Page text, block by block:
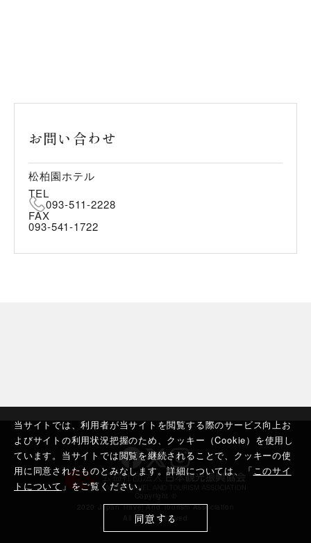
当サイトでは、利用者が当サイトを閲覧する際のサービス向上お
よびサイトの利用状況把握のため、クッキー（Cookie）を使用し
ています。当サイトでは閲覧を継続されることで、クッキーの使
用に同意されたものとみなします。詳細については、「このサイ
トについて 」をご覧ください。
同意する
お問い合わせ
松柏園ホテル
TEL
093-511-2228
FAX
093-541-1722
2020 Japan Travel And Tourism Association
All rights reserved